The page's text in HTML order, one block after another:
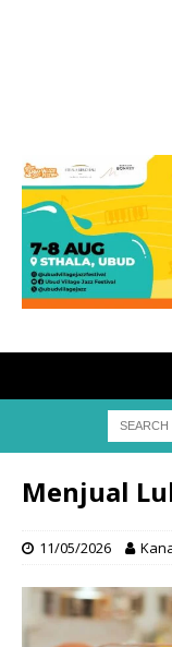
Menjual
11/05/2026